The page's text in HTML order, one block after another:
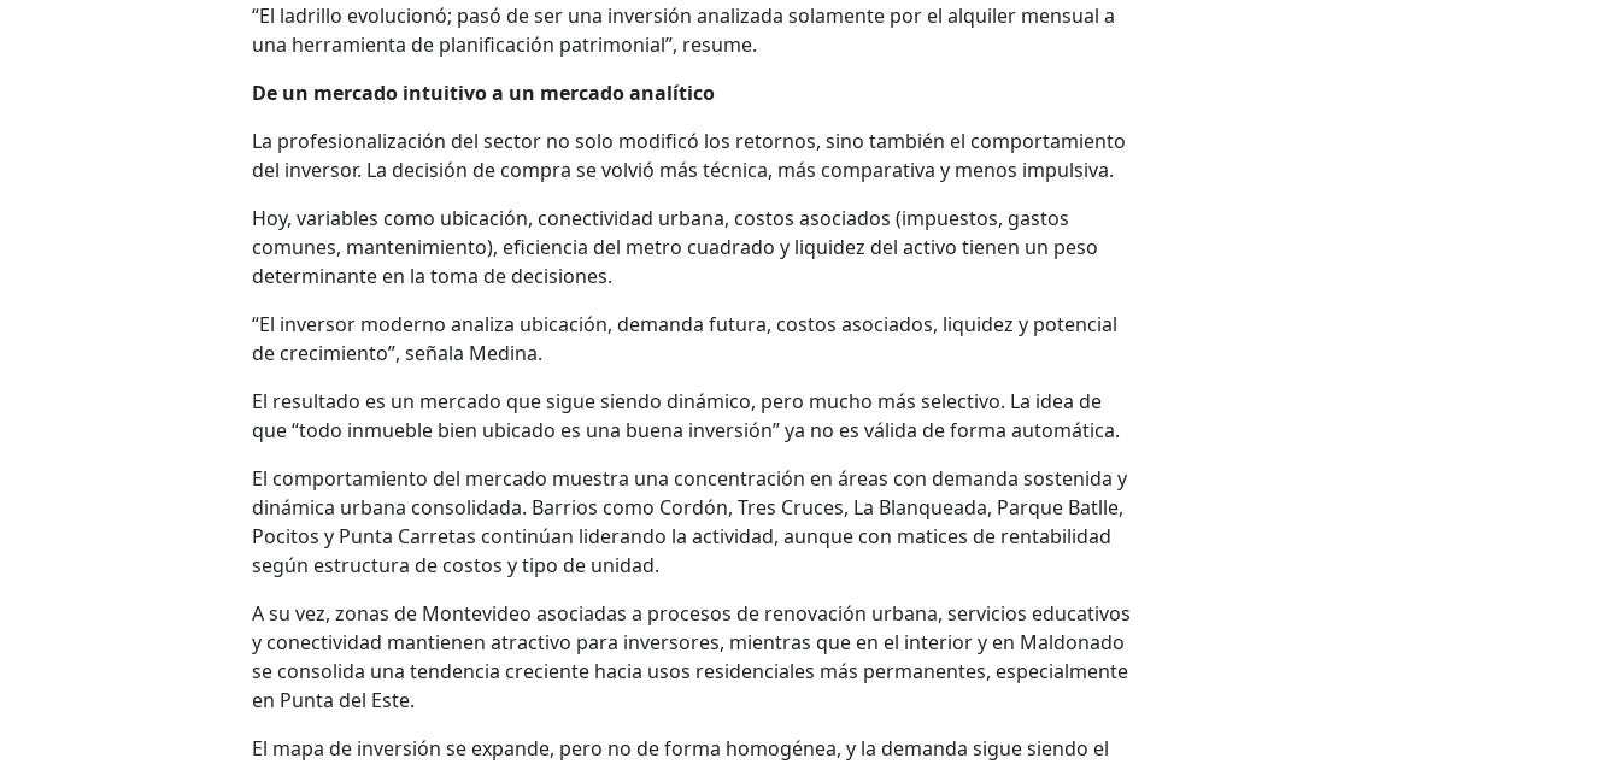
“El ladrillo evolucionó; pasó de ser una inversión analizada solamente por el alquiler mensual a
una herramienta de planificación patrimonial”, resume.
De un mercado intuitivo a un mercado analítico
La profesionalización del sector no solo modificó los retornos, sino también el comportamiento
del inversor. La decisión de compra se volvió más técnica, más comparativa y menos impulsiva.
Hoy, variables como ubicación, conectividad urbana, costos asociados (impuestos, gastos
comunes, mantenimiento), eficiencia del metro cuadrado y liquidez del activo tienen un peso
determinante en la toma de decisiones.
“El inversor moderno analiza ubicación, demanda futura, costos asociados, liquidez y potencial
de crecimiento”, señala Medina.
El resultado es un mercado que sigue siendo dinámico, pero mucho más selectivo. La idea de
que “todo inmueble bien ubicado es una buena inversión” ya no es válida de forma automática.
El comportamiento del mercado muestra una concentración en áreas con demanda sostenida y
dinámica urbana consolidada. Barrios como Cordón, Tres Cruces, La Blanqueada, Parque Batlle,
Pocitos y Punta Carretas continúan liderando la actividad, aunque con matices de rentabilidad
según estructura de costos y tipo de unidad.
A su vez, zonas de Montevideo asociadas a procesos de renovación urbana, servicios educativos
y conectividad mantienen atractivo para inversores, mientras que en el interior y en Maldonado
se consolida una tendencia creciente hacia usos residenciales más permanentes, especialmente
en Punta del Este.
El mapa de inversión se expande, pero no de forma homogénea, y la demanda sigue siendo el